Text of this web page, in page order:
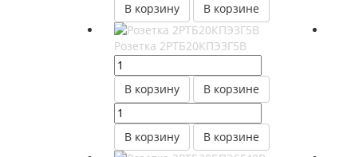
В корзину В корзине
Розетка 2РТБ20КПЭ3Г5В
В корзину В корзине
В корзину В корзине